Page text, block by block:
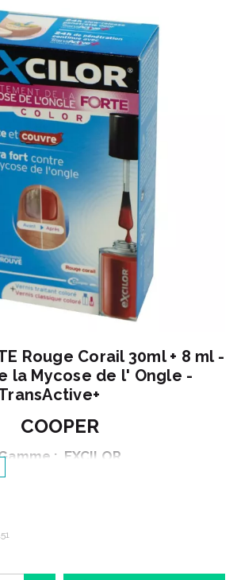
Rouge Corail 30ml + 8 ml -
la Mycose de l' Ongle -
COOPER
: EXCILOR
TRAITEMENT DE LA MYCOSE DE
: 30 ml + 8 m